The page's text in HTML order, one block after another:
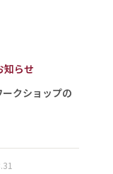
知らせ
クショップの